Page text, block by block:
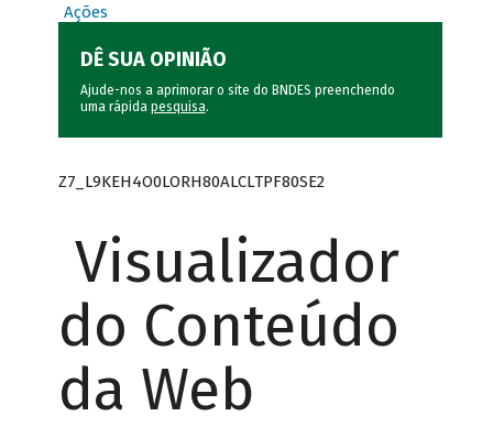
Ações
DÊ SUA OPINIÃO
Ajude-nos a aprimorar o site do BNDES preenchendo
uma rápida pesquisa.
Z7_L9KEH4O0LORH80ALCLTPF80SE2
Visualizador
do Conteúdo
da Web